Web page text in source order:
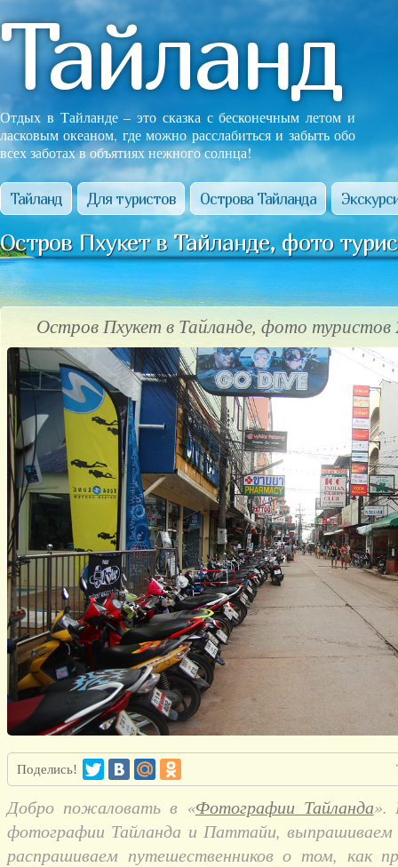
Тайланд
Отдых в Тайланде – это сказка с бесконечным летом и
ласковым океаном, где можно расслабиться и забыть обо
всех заботах в объятиях нежного солнца!
Тайланд Для туристов Острова Тайланда
Остров Пхукет в Тайланде, фото
Остров Пхукет в Тайланде, фото
Поделись!
Добро пожаловать в «Фотографии Тайланда».
фотографии Тайланда и Паттайи, выпрашиваем
распрашиваем путешественников о том, как